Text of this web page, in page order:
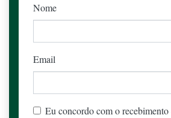
Nome
Email
Eu concordo com o recebimento